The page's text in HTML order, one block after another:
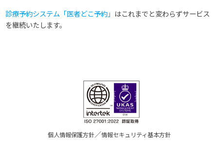
診療予約システム「医者どこ予約」 はこれまでと変わらずサービス
を継続いたします。
個人情報保護方針／情報セキュリティ基本方針